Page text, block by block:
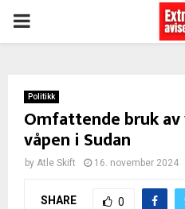
PRIMARY
Politikk
Omfattende bruk
våpen i Sudan
by Atle Skift 16. november 2024
SHARE 0